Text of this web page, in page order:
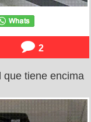
2
que tiene encima